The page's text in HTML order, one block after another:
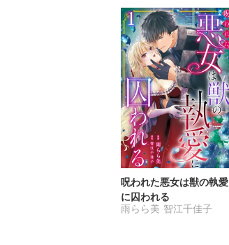
呪われた悪女は獣の執愛
に囚われる
雨らら美 智江千佳子